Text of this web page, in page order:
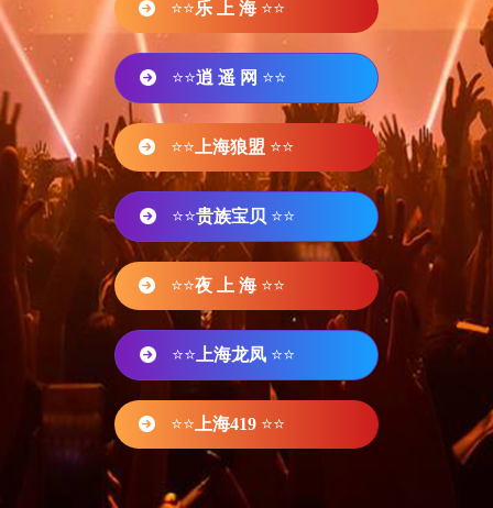
⭐⭐乐 上 海 ⭐⭐
⭐⭐逍 遥 网 ⭐⭐
⭐⭐ 上海狼盟 ⭐⭐
⭐⭐贵族宝贝 ⭐⭐
⭐⭐夜 上 海 ⭐⭐
⭐⭐ 上海龙凤 ⭐⭐
⭐⭐ 上海419 ⭐⭐